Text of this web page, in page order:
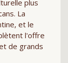
plus
La
et le
l'offre
de grands